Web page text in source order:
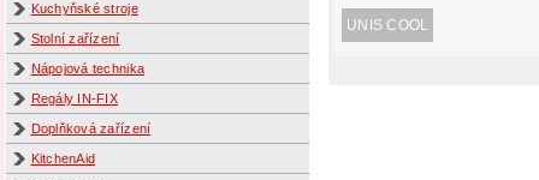
Kuchyňské stroje
Stolní zařízení
Nápojová technika
Regály IN-FIX
Doplňková zařízení
KitchenAid
UNIS COOL